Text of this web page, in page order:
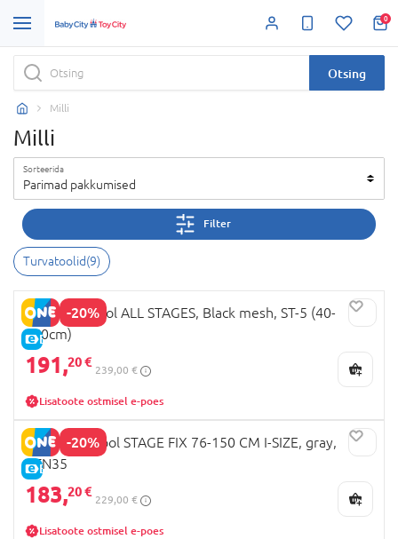
0
Otsing
Milli
Milli
Sorteerida
Parimad pakkumised
Filter
Turvatoolid(9)
-20%
E-HIND
MILLI Autotool ALL STAGES, Black mesh, ST-5 (40-
150cm)
191,20 €
239,00 €
Lisatoote ostmisel e-poes
-20%
E-HIND
MILLI turvatool STAGE FIX 76-150 CM I-SIZE, gray,
VTN35
183,20 €
229,00 €
Lisatoote ostmisel e-poes